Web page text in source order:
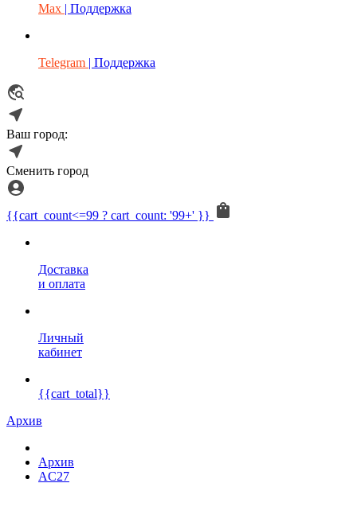
Max | Поддержка
Telegram | Поддержка
Ваш город:
Сменить город
{{cart_count<=99 ? cart_count: '99+' }}
Доставка
и оплата
Личный
кабинет
{{cart_total}}
Архив
Архив
AC27